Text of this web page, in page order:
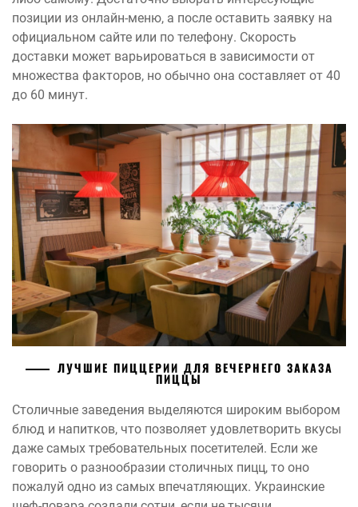
позиции из онлайн-меню, а после оставить заявку на
официальном сайте или по телефону. Скорость
доставки может варьироваться в зависимости от
множества факторов, но обычно она составляет от 40
до 60 минут.
ЛУЧШИЕ ПИЦЦЕРИИ ДЛЯ ВЕЧЕРНЕГО ЗАКАЗА
ПИЦЦЫ
Столичные заведения выделяются широким выбором
блюд и напитков, что позволяет удовлетворить вкусы
даже самых требовательных посетителей. Если же
говорить о разнообразии столичных пицц, то оно
пожалуй одно из самых впечатляющих. Украинские